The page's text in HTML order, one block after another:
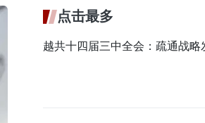
点击最多
越共十四届三中全会：疏通战略